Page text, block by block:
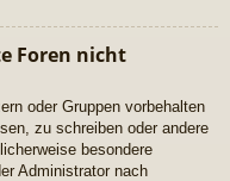
Foren nicht
oder Gruppen vorbehalten
zu schreiben oder andere
besondere
Administrator nach